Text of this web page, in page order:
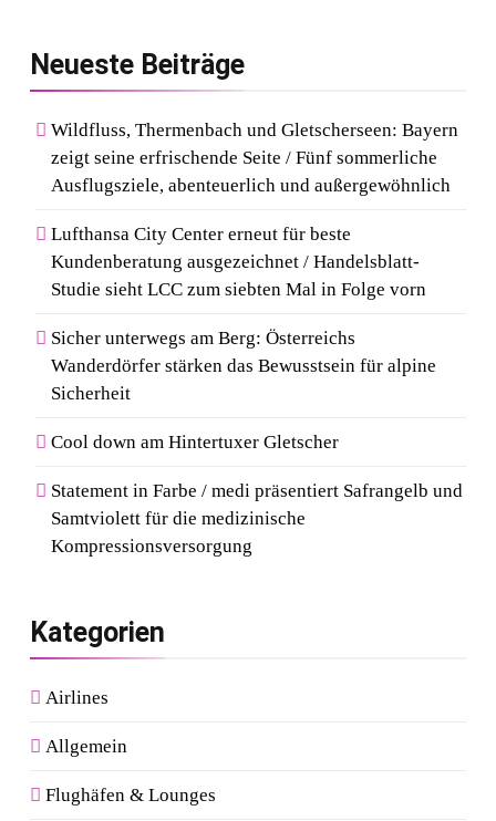
Neueste Beiträge
Wildfluss, Thermenbach und Gletscherseen: Bayern
zeigt seine erfrischende Seite / Fünf sommerliche
Ausflugsziele, abenteuerlich und außergewöhnlich
Lufthansa City Center erneut für beste
Kundenberatung ausgezeichnet / Handelsblatt-
Studie sieht LCC zum siebten Mal in Folge vorn
Sicher unterwegs am Berg: Österreichs
Wanderdörfer stärken das Bewusstsein für alpine
Sicherheit
Cool down am Hintertuxer Gletscher
Statement in Farbe / medi präsentiert Safrangelb und
Samtviolett für die medizinische
Kompressionsversorgung
Kategorien
Airlines
Allgemein
Flughäfen & Lounges